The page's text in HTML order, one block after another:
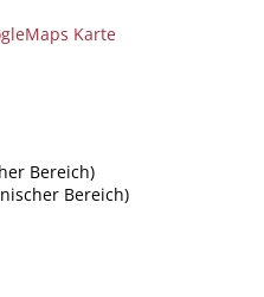
Karte
Bereich)
Bereich)